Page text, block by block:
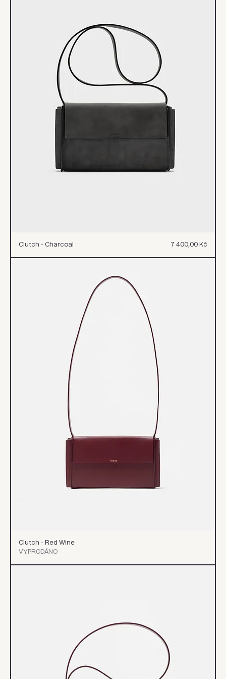
Clutch - Charcoal Cena
7 400,00 Kč
Clutch - Red Wine
VYPRODÁNO